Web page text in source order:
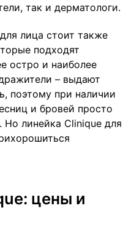
так и дерматологи.
лица стоит также
подходят
остро и наиболее
– выдают
поэтому при наличии
и бровей просто
Но линейка Clinique для
цены и